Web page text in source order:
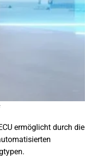
ermöglicht durch die